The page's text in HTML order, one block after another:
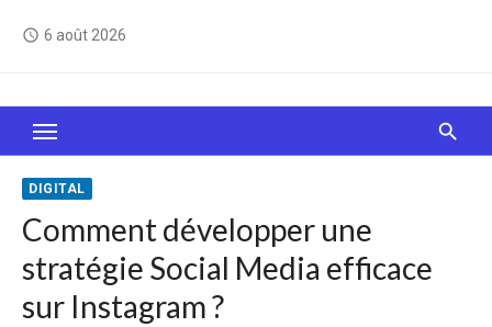
access_time 6 août 2026
Le Web, c'est comme une boîte de chocolats… On
sait jamais sur quoi on va tomber !
DIGITAL
Comment développer une
stratégie Social Media efficace
sur Instagram ?